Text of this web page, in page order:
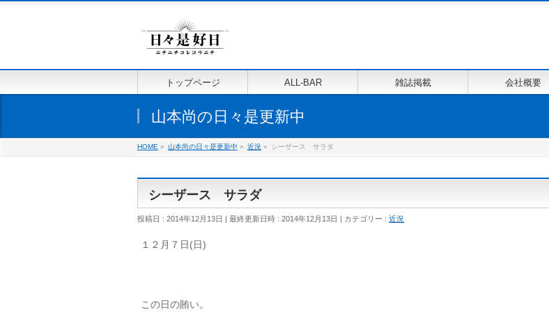
トップページ ALL-BAR 雑誌掲載 会社概要
山本尚の日々是更新中
HOME » 山本尚の日々是更新中 » 近況 » シーザース サラダ
シーザース サラダ
投稿日 : 2014年12月13日 最終更新日時 : 2014年12月13日 カテゴリー : 近況
１２月７日(日)
この日の賄い。